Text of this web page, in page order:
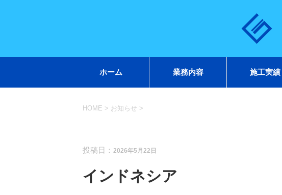
ホーム 業務内容 施工実績
HOME > お知らせ >
投稿日： 2026年5月22日
インドネシア